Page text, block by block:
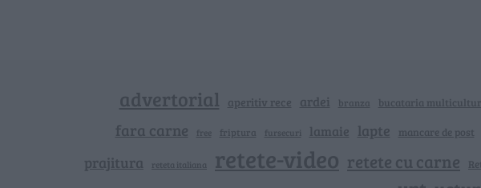
advertorial aperitiv rece ardei branza bucataria
fara carne free friptura fursecuri lamaie lapte mancare de post
prajitura reteta italiana retete-video retete cu carne